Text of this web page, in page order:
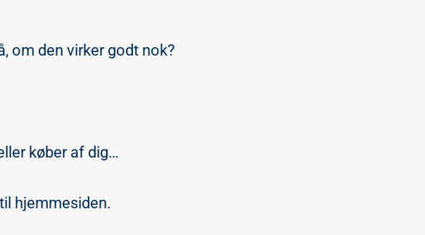
om den virker godt nok?
køber af dig…
hjemmesiden.